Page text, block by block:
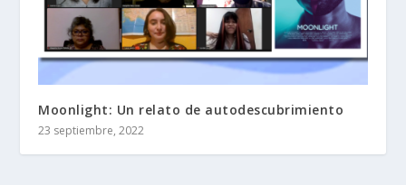
Moonlight: Un relato de autodescubrimiento
23 septiembre, 2022